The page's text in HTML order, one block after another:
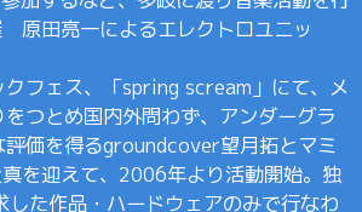
田亮一によるエレクトロユニッ
フェス、「spring scream」にて、メ
つとめ国内外問わず、アンダーグラ
評価を得るgroundcover望月拓とマミ
を迎えて、2006年より活動開始。独
た作品・ハードウェアのみで行なわ